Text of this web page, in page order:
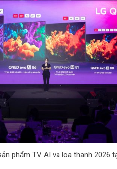
phẩm TV AI và loa thanh 2026